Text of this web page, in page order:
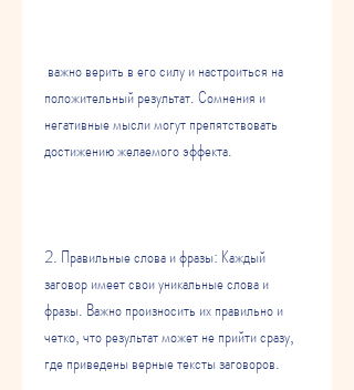
положительный результат. Сомнения и
негативные мысли могут препятствовать
достижению желаемого эффекта.
2. Правильные слова и фразы: Каждый
заговор имеет свои уникальные слова и
фразы. Важно произносить их правильно и
четко, что результат может не прийти сразу,
где приведены верные тексты заговоров.